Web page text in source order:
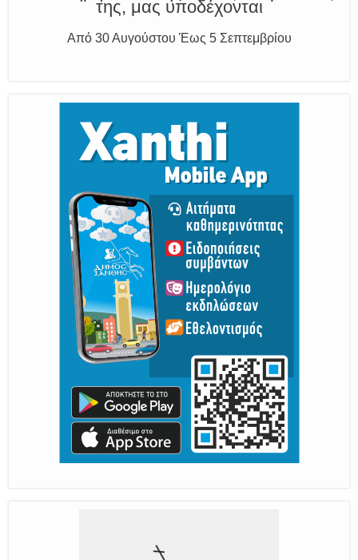
Η διατηρητέα πόλη με τους ανθρώπους
της, μας υποδέχονται
Από 30 Αυγούστου Έως 5 Σεπτεμβρίου